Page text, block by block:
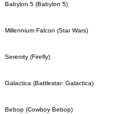
Babylon 5 (Babylon 5)
Millennium Falcon (Star Wars)
Serenity (Firefly)
Galactica (Battlestar: Galactica)
Bebop (Cowboy Bebop)